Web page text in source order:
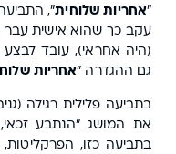
"אחריות שלוחית",
עקב כך שהוא אישית
(היה אחראי), עובד לבצע
גם ההגדרה "אחריות
בתביעה פלילית רגילה
את המושג "הנתבע
בתביעה כזו,